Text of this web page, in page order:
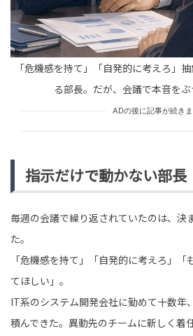
tend Editorial Team
【デカすぎる】世界最大の
リガニ」、驚きのサイズ感
未分類
「危機感を持て」「自発的に考えろ」
る部長。だが、会議で本音を
ADの後に記事が続き
指示だけで動かない部長
毎週の会議で繰り返されていたのは、決
た。
「危機感を持て」「自発的に考えろ」「
てほしい」。
IT系のシステム開発会社に勤めて十数年
積んできた。異動先のチームに新しく着